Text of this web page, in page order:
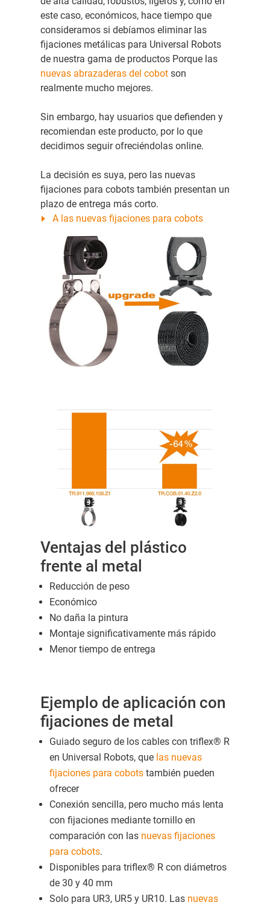
este caso, económicos, hace tiempo que
consideramos si debíamos eliminar las
fijaciones metálicas para Universal Robots
de nuestra gama de productos Porque las
nuevas abrazaderas del cobotson
realmente mucho mejores.
Sin embargo, hay usuarios que defienden y
recomiendan este producto, por lo que
decidimos seguir ofreciéndolas online.
La decisión es suya, pero las nuevas
fijaciones para cobots también presentan un
plazo de entrega más corto.
A las nuevas fijaciones para cobots
Ventajas del plástico
frente al metal
Reducción de peso
Económico
No daña la pintura
Montaje significativamente más rápido
Menor tiempo de entrega
Ejemplo de aplicación con
fijaciones de metal
Guiado seguro de los cables con triflex® R
en Universal Robots, que las nuevas
fijaciones para cobotstambién pueden
ofrecer
Conexión sencilla, pero mucho más lenta
con fijaciones mediante tornillo en
comparación con las nuevas fijaciones
para cobots.
Disponibles para triflex® R con diámetros
de 30 y 40 mm
Solo para UR3, UR5 y UR10. Las nuevas